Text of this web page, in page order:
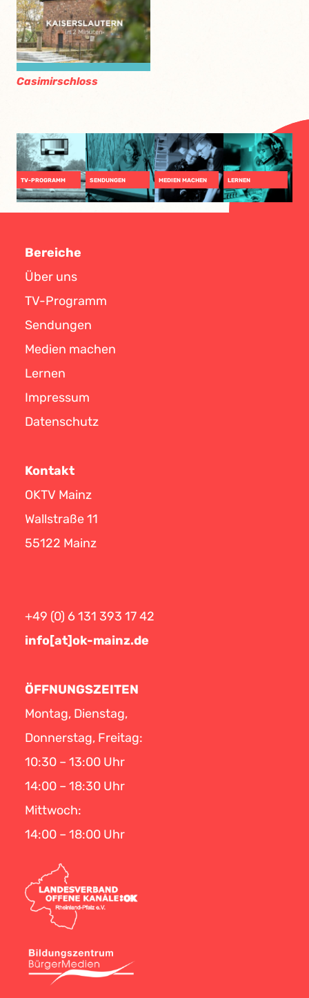
Casimirschloss
TV-PROGRAMM SENDUNGEN MEDIEN MACHEN LERNEN
Bereiche
Über uns
TV-Programm
Sendungen
Medien machen
Lernen
Impressum
Datenschutz
Kontakt
OKTV Mainz
Wallstraße 11
55122 Mainz
+49 (0) 6 131 393 17 42
info[at]ok-mainz.de
ÖFFNUNGSZEITEN
Montag, Dienstag,
Donnerstag, Freitag:
10:30 – 13:00 Uhr
14:00 – 18:30 Uhr
Mittwoch:
14:00 – 18:00 Uhr